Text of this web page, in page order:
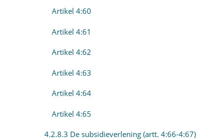
Artikel 4:60
Artikel 4:61
Artikel 4:62
Artikel 4:63
Artikel 4:64
Artikel 4:65
4.2.8.3 De subsidieverlening (artt. 4:66-4:67)